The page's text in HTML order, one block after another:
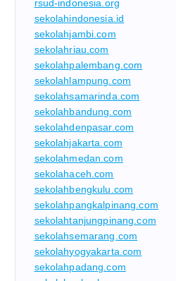
rsud-indonesia.org
sekolahindonesia.id
sekolahjambi.com
sekolahriau.com
sekolahpalembang.com
sekolahlampung.com
sekolahsamarinda.com
sekolahbandung.com
sekolahdenpasar.com
sekolahjakarta.com
sekolahmedan.com
sekolahaceh.com
sekolahbengkulu.com
sekolahpangkalpinang.com
sekolahtanjungpinang.com
sekolahsemarang.com
sekolahyogyakarta.com
sekolahpadang.com